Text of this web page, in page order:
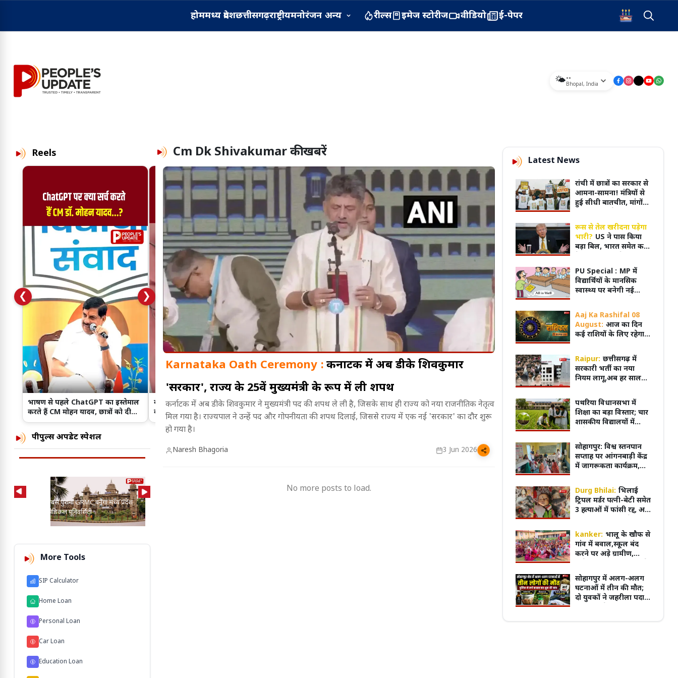
होममध्य प्रदेशछत्तीसगढ़राष्ट्रीयमनोरंजन अन्य रील्स इमेज स्टोरीज वीडियो ई-पेपर
🌤️--
Bhopal, India
Reels
भाषण से पहले ChatGPT का इस्तेमाल
करते हैं CM मोहन यादव, छात्रों को दी
खास सलाह!
बेगूसराय के सरकारी अस्पताल में प्लास्टर
की जगह पैर पर बांधा लकड़ी का कुट,
Video Viral!
7 अगस्त का इतिहास: स्वदेशी आंदोलन से
लेकर रवींद्रनाथ टैगोर के निधन तक,
जानिए इस दिन हुईं प्रमुख ऐतिहासिक
07 अगस्त लव राशिफल: किसे मिलेगा
पॉजिटिव जवाब, किसके रिश्ते में आएगा
आज नया मोड़
संगीत, संस्कृति और नृत्य...! BRICS
Cultural Event में झूम उठा भोपाल
❮ ❯
पीपुल्स अपडेट स्पेशल
प्रदेश का सबसे पुराना GRMC बनेगा मध्य प्रदेश
की पहली मेडिकल यूनिवर्सिटी
मुख्यमंत्री का किस्सा-
नेहरू के विरोध पर कांग्रेस
से बाहर हुए; एक साथ तीन चुनाव हारने का रिकॉर्ड,
15 साल पुरानी बसों के नियम पर बवाल, 7 अगस्त
से अनिश्चितकालीन हड़ताल पर जाएंगे प्राइवेट बस
प्रदेश का सबसे पुराना GRMC बनेगा मध्य प्रदेश
की पहली मेडिकल यूनिवर्सिटी
More Tools
SIP Calculator
Home Loan
Personal Loan
Car Loan
Education Loan
Cm Dk Shivakumarकी खबरें
Karnataka Oath Ceremony : कर्नाटक में अब डीके शिवकुमार
'सरकार', राज्य के 25वें मुख्यमंत्री के रूप में ली शपथ
कर्नाटक में अब डीके शिवकुमार ने मुख्यमंत्री पद की शपथ ले ली है, जिसके साथ ही राज्य को नया राजनीतिक नेतृत्व
मिल गया है। राज्यपाल ने उन्हें पद और गोपनीयता की शपथ दिलाई, जिससे राज्य में एक नई 'सरकार' का दौर शुरू
हो गया है।
Naresh Bhagoria 3 Jun 2026
No more posts to load.
Latest News
रांची में छात्रों का सरकार से
आमना-सामना! मंत्रियों से
हुई सीधी बातचीत, मांगों
रूस से तेल खरीदना पड़ेगा
भारी? US ने पास किया
बड़ा बिल, भारत समेत कई
खतरा
PU Special : MP में
विद्यार्थियों के मानसिक
स्वास्थ्य पर बनेगी नई
होंगे काउंसलर
Aaj Ka Rashifal 08
August: आज का दिन
कई राशियों के लिए रहेगा
हर कदम, नहीं तो हो सकता
है नुकसान
Raipur: छत्तीसगढ़ में
सरकारी भर्ती का नया
नियम लागू,अब हर साल
कैलेंडर, पूरी प्रक्रिया होगी
ऑनलाइन
पथरिया विधानसभा में
शिक्षा का बड़ा विस्तार; चार
शासकीय विद्यालयों में
विद्यार्थियों को घर के पास
मिलेगी आधुनिक शिक्षा
सोहागपुर: विश्व स्तनपान
सप्ताह पर आंगनबाड़ी केंद्र
में जागरूकता कार्यक्रम,
पिलाना आवश्यक
Durg Bhilai: भिलाई
ट्रिपल मर्डर पत्नी-बेटी समेत
3 हत्याओं में फांसी रद्द, अब
रहेगा रवि शर्मा
kanker: भालू के खौफ से
गांव में बवाल,स्कूल बंद
करने पर अड़े ग्रामीण,
पर बुलाने की मांग
सोहागपुर में अलग-अलग
घटनाओं में तीन की मौत;
दो युवकों ने जहरीला पदार्थ